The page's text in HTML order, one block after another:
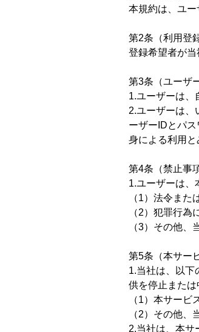
本規約は、ユー
第2条（利用登
登録希望者が当
第3条（ユーザ
1.ユーザーは、
2.ユーザーは、
ーザーIDとパ
身による利用と
第4条（禁止事
1.ユーザーは、
（1）法令また
（2）犯罪行為
（3）その他、
第5条（本サー
1.当社は、以下
供を停止または
（1）本サー
（2）その他
2.当社は、本サ